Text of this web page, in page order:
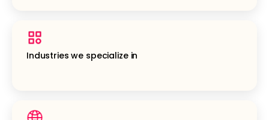
Industries we specialize in